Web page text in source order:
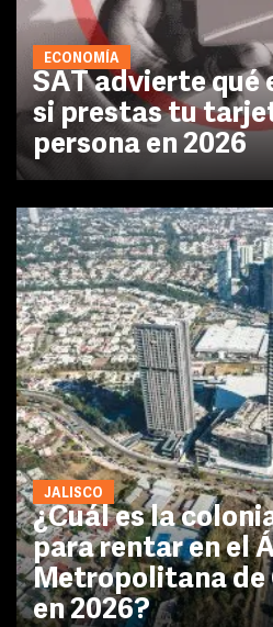
ECONOMÍA
SAT advierte qué
si prestas tu
persona en 2026
JALISCO
¿Cuál es la
para rentar en el
Metropolitana de
en 2026?